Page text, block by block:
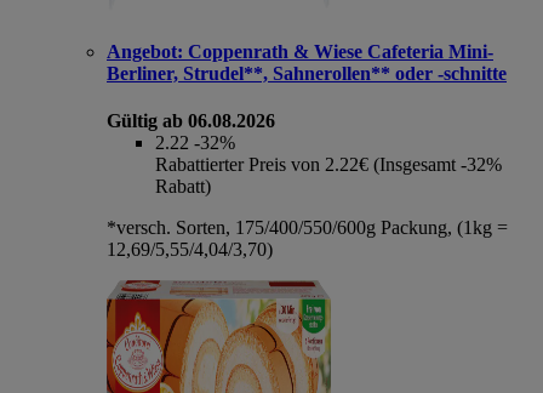
Angebot: Coppenrath & Wiese Cafeteria Mini-
Berliner, Strudel**, Sahnerollen** oder -schnitte
Gültig ab 06.08.2026
2.22 -32%
Rabattierter Preis von 2.22€ (Insgesamt -32%
Rabatt)
*versch. Sorten, 175/400/550/600g Packung, (1kg =
12,69/5,55/4,04/3,70)